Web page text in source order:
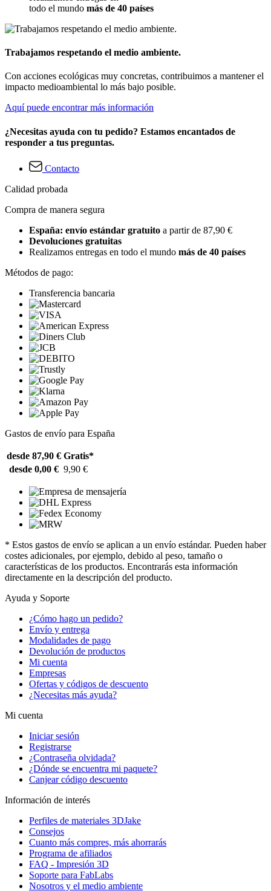
todo el mundo más de 40 países
Trabajamos respetando el medio ambiente.
Con acciones ecológicas muy concretas, contribuimos a mantener el
impacto medioambiental lo más bajo posible.
Aquí puede encontrar más información
¿Necesitas ayuda con tu pedido? Estamos encantados de
responder a tus preguntas.
Contacto
Calidad probada
Compra de manera segura
España: envío estándar gratuito a partir de 87,90 €
Devoluciones gratuitas
Realizamos entregas en todo el mundo más de 40 países
Métodos de pago:
Transferencia bancaria
Gastos de envío para España
desde 87,90 € Gratis*
desde 0,00 € 9,90 €
* Estos gastos de envío se aplican a un envío estándar. Pueden haber
costes adicionales, por ejemplo, debido al peso, tamaño o
características de los productos. Encontrarás esta información
directamente en la descripción del producto.
Ayuda y Soporte
¿Cómo hago un pedido?
Envío y entrega
Modalidades de pago
Devolución de productos
Mi cuenta
Empresas
Ofertas y códigos de descuento
¿Necesitas más ayuda?
Mi cuenta
Iniciar sesión
Registrarse
¿Contraseña olvidada?
¿Dónde se encuentra mi paquete?
Canjear código descuento
Información de interés
Perfiles de materiales 3DJake
Consejos
Cuanto más compres, más ahorrarás
Programa de afiliados
FAQ - Impresión 3D
Soporte para FabLabs
Nosotros y el medio ambiente